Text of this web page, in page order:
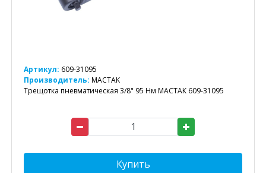
Артикул: 609-31095
Производитель: MACTAK
Трещотка пневматическая 3/8" 95 Нм МАСТАК 609-31095
Купить